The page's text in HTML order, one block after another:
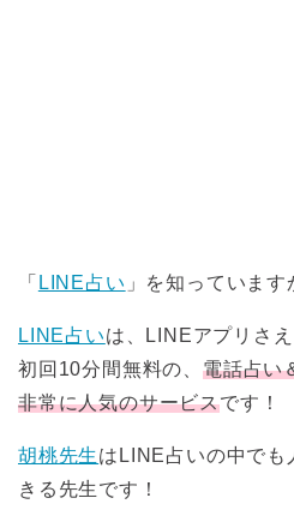
「 LINE占い 」を知っています
LINE占いは、LINEアプリさ
初回10分間無料の、 電話占い
非常に人気のサービスです！
胡桃先生はLINE占いの中でも
きる先生です！